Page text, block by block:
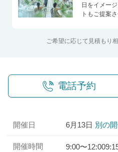
日をイメー
トもご提案
ご希望に応じて見積もり
電話予約
開催日 6月13日 別の
開催時間 9:00〜12:00